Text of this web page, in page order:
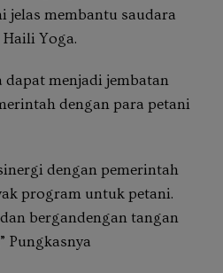
jelas membantu saudara
Yoga.
menjadi jembatan
dengan para petani
dengan pemerintah
program untuk petani.
bergandengan tangan
Pungkasnya